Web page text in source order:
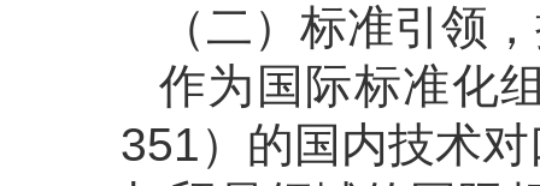
（二）标准引领
作为国际标准化
351）的国内技术